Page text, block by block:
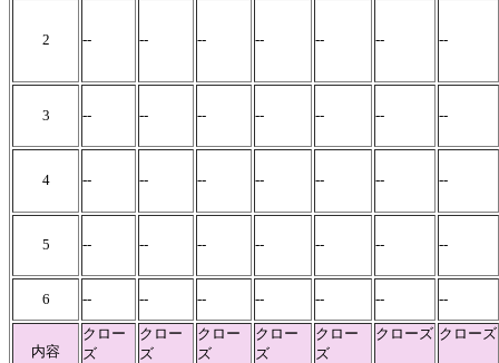
2 -- -- -- -- -- -- --
3 -- -- -- -- -- -- --
4 -- -- -- -- -- -- --
5 -- -- -- -- -- -- --
6 -- -- -- -- -- -- --
内容
クロー
ズ
クロー
ズ
クロー
ズ
クロー
ズ
クロー
ズ
クローズ クローズ